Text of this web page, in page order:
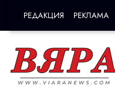
РЕДАКЦИЯ РЕКЛАМА